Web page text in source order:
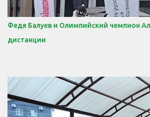
Федя Балуев и Олимпийский чемпион
дистанции